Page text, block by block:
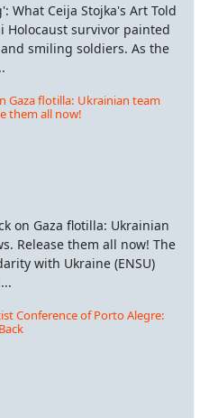
What Ceija Stojka's Art Told
Holocaust survivor painted
smiling soldiers. As the
Gaza flotilla: Ukrainian team
them all now!
on Gaza flotilla: Ukrainian
Release them all now! The
with Ukraine (ENSU)
Conference of Porto Alegre: